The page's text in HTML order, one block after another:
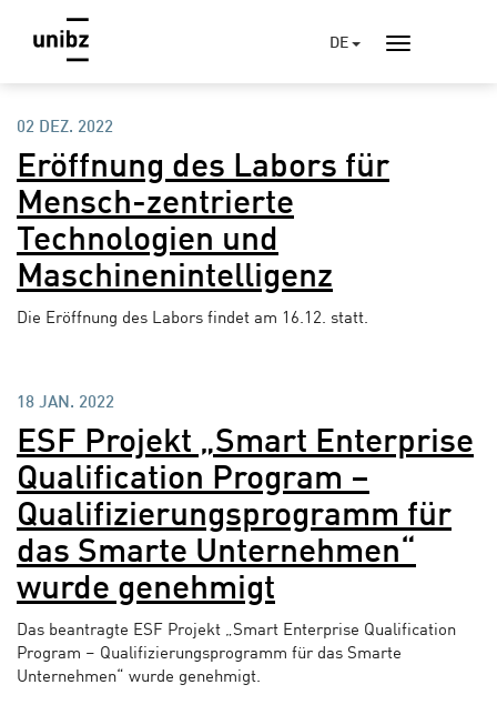
DE
02 DEZ. 2022
Eröffnung des Labors für
Mensch-zentrierte
Technologien und
Maschinenintelligenz
Die Eröffnung des Labors findet am 16.12. statt.
18 JAN. 2022
ESF Projekt „Smart Enterprise
Qualification Program –
Qualifizierungsprogramm für
das Smarte Unternehmen“
wurde genehmigt
Das beantragte ESF Projekt „Smart Enterprise Qualification
Program – Qualifizierungsprogramm für das Smarte
Unternehmen“ wurde genehmigt.